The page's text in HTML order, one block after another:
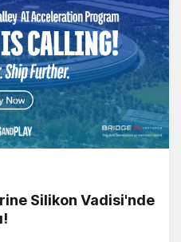
Silikon Vadisi'nde